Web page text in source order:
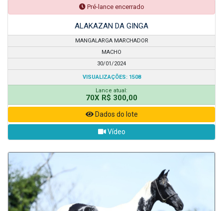
Pré-lance encerrado
ALAKAZAN DA GINGA
MANGALARGA MARCHADOR
MACHO
30/01/2024
VISUALIZAÇÕES: 1508
Lance atual:
70X R$ 300,00
Dados do lote
Vídeo